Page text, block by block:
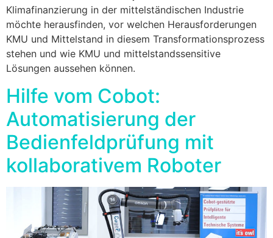
Klimafinanzierung in der mittelständischen Industrie
möchte herausfinden, vor welchen Herausforderungen
KMU und Mittelstand in diesem Transformationsprozess
stehen und wie KMU und mittelstandssensitive
Lösungen aussehen können.
Hilfe vom Cobot:
Automatisierung der
Bedienfeldprüfung mit
kollaborativem Roboter